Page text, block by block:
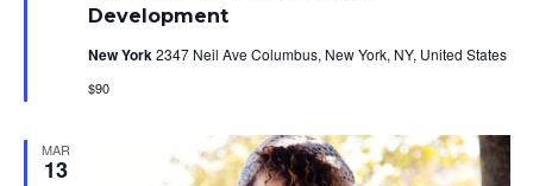
Development
New York 2347 Neil Ave Columbus, New York, NY, United States
$90
MAR
13